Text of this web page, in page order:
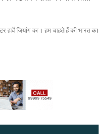
हार्वे जियांग का। हम चाहते हैं की भारत का